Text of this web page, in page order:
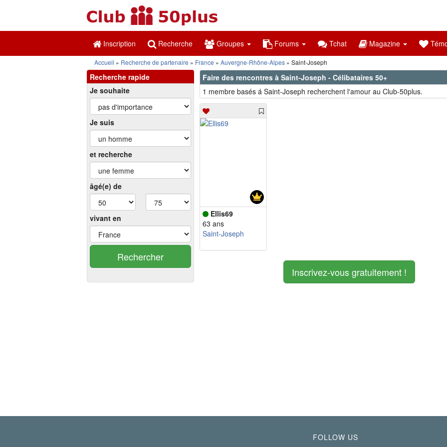
Inscription Recherche Groupes Forums Tchat Magazine
Accueil Recherche de partenaire France Auvergne-Rhône-Alpes Saint-Joseph
Recherche rapide
Je souhaite
Je suis
et recherche
âgé(e) de
vivant en
Rechercher
Faire des rencontres à Saint-Joseph - Célibataires 50+
1 membre basés á Saint-Joseph recherchent l'amour au Club-50plus.
Ellis69
63 ans
Saint-Joseph
Inscrivez-vous gratuitement !
FOLLOW US